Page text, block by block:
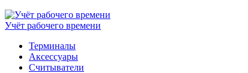
Учёт рабочего времени
Терминалы
Аксессуары
Считыватели